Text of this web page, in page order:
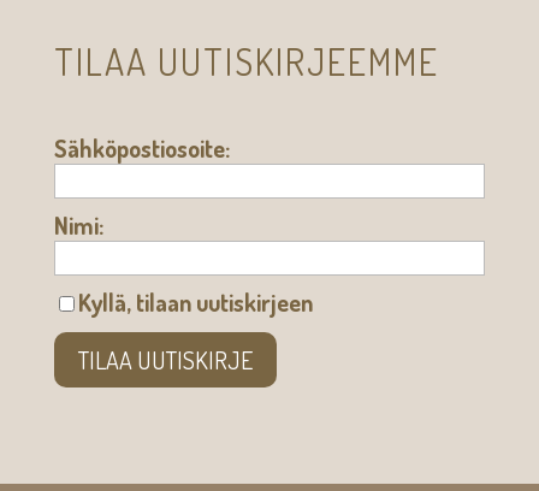
TILAA UUTISKIRJEEMME
Sähköpostiosoite:
Nimi:
Kyllä, tilaan uutiskirjeen